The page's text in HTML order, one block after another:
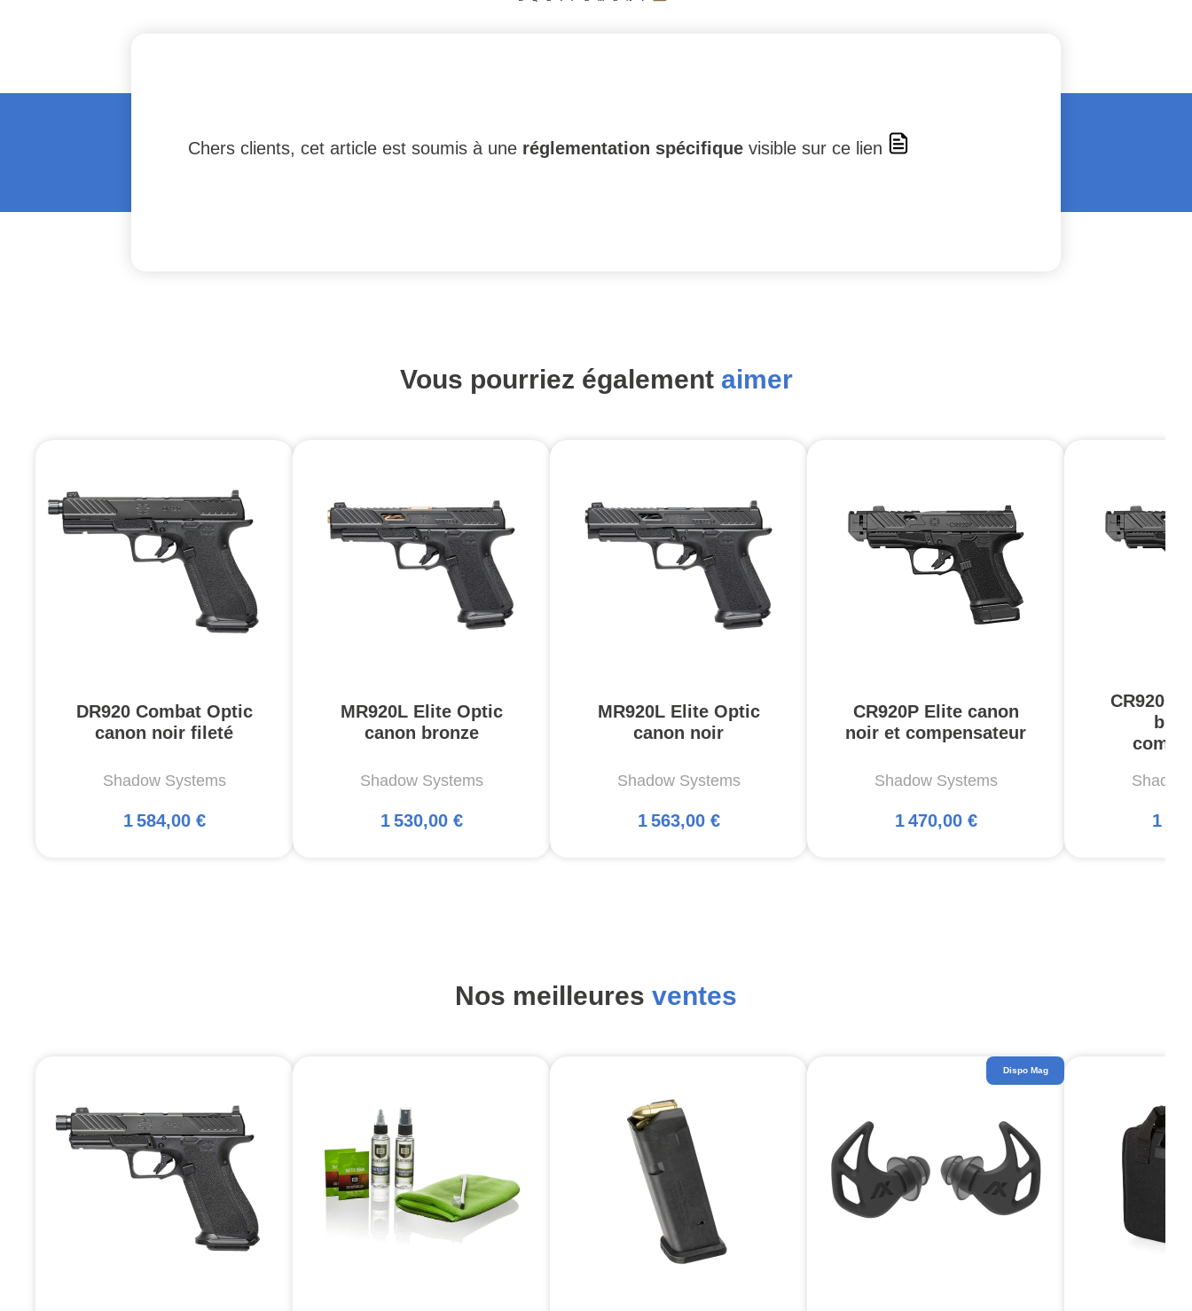
Chers clients, cet article est soumis à une réglementation spécifique visible sur ce lien
Vous pourriez également aimer
DR920 Combat Optic
canon noir fileté
Shadow Systems
1 584,00 €
MR920L Elite Optic
canon bronze
Shadow Systems
1 530,00 €
MR920L Elite Optic
canon noir
Shadow Systems
1 563,00 €
CR920P Elite canon
noir et compensateur
Shadow Systems
1 470,00 €
CR920P
1
Nos meilleures ventes
Dispo Mag